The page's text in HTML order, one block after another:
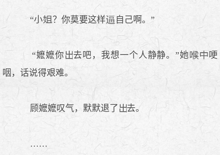
“小 ？你莫要这样 自己啊。”
“嬷嬷你 去吧，我想一个人静静。”她
哽
咽，话说得艰难。
顾嬷嬷叹气，默默退了 去。
……